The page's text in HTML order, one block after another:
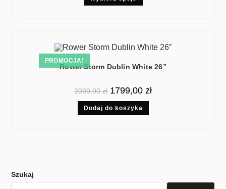
PROMOCJA!
Rower Storm Dublin White 26”
2099,00zł 1799,00 zł
Dodaj do koszyka
Szukaj